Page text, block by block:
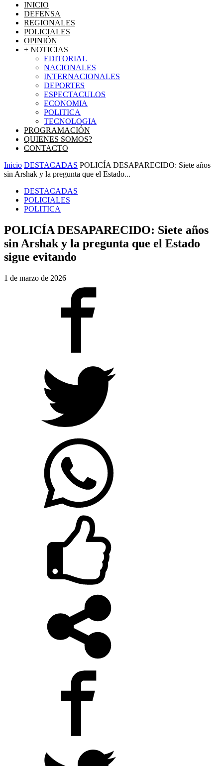
INICIO
DEFENSA
REGIONALES
POLICIALES
OPINIÓN
+ NOTICIAS
EDITORIAL
NACIONALES
INTERNACIONALES
DEPORTES
ESPECTACULOS
ECONOMIA
POLITICA
TECNOLOGIA
PROGRAMACIÓN
QUIENES SOMOS?
CONTACTO
Inicio DESTACADAS POLICÍA DESAPARECIDO: Siete años
sin Arshak y la pregunta que el Estado...
DESTACADAS
POLICIALES
POLITICA
POLICÍA DESAPARECIDO: Siete años
sin Arshak y la pregunta que el Estado
sigue evitando
1 de marzo de 2026